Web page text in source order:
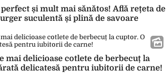
și mult mai sănătos! Află rețeta de
suculentă și plină de savoare
mai delicioase cotlete de berbecuț la
delicatesă pentru iubitorii de carne!